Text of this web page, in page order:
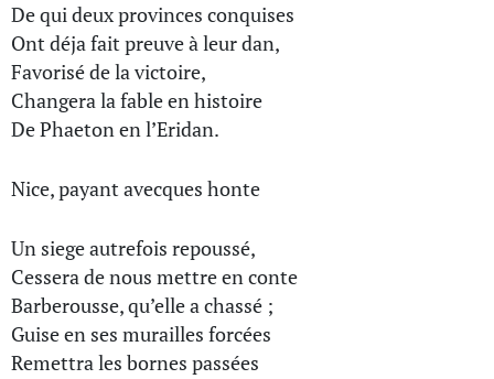
De qui deux provinces conquises
Ont déja fait preuve à leur dan,
Favorisé de la victoire,
Changera la fable en histoire
De Phaeton en l’Eridan.
Nice, payant avecques honte
Un siege autrefois repoussé,
Cessera de nous mettre en conte
Barberousse, qu’elle a chassé ;
Guise en ses murailles forcées
Remettra les bornes passées